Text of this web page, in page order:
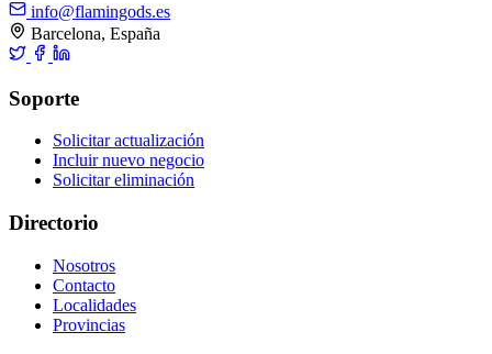
info@flamingods.es
Barcelona, España
Soporte
Solicitar actualización
Incluir nuevo negocio
Solicitar eliminación
Directorio
Nosotros
Contacto
Localidades
Provincias